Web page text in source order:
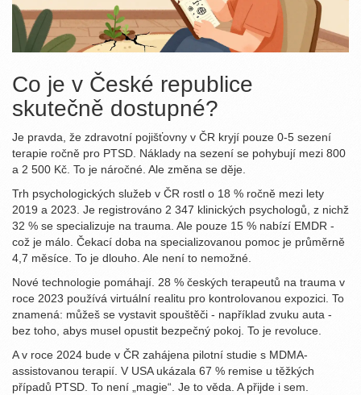
Co je v České republice
skutečně dostupné?
Je pravda, že zdravotní pojišťovny v ČR kryjí pouze 0-5 sezení
terapie ročně pro PTSD. Náklady na sezení se pohybují mezi 800
a 2 500 Kč. To je náročné. Ale změna se děje.
Trh psychologických služeb v ČR rostl o 18 % ročně mezi lety
2019 a 2023. Je registrováno 2 347 klinických psychologů, z nichž
32 % se specializuje na trauma. Ale pouze 15 % nabízí EMDR -
což je málo. Čekací doba na specializovanou pomoc je průměrně
4,7 měsíce. To je dlouho. Ale není to nemožné.
Nové technologie pomáhají. 28 % českých terapeutů na trauma v
roce 2023 používá virtuální realitu pro kontrolovanou expozici. To
znamená: můžeš se vystavit spouštěči - například zvuku auta -
bez toho, abys musel opustit bezpečný pokoj. To je revoluce.
A v roce 2024 bude v ČR zahájena pilotní studie s MDMA-
assistovanou terapií. V USA ukázala 67 % remise u těžkých
případů PTSD. To není „magie“. Je to věda. A přijde i sem.